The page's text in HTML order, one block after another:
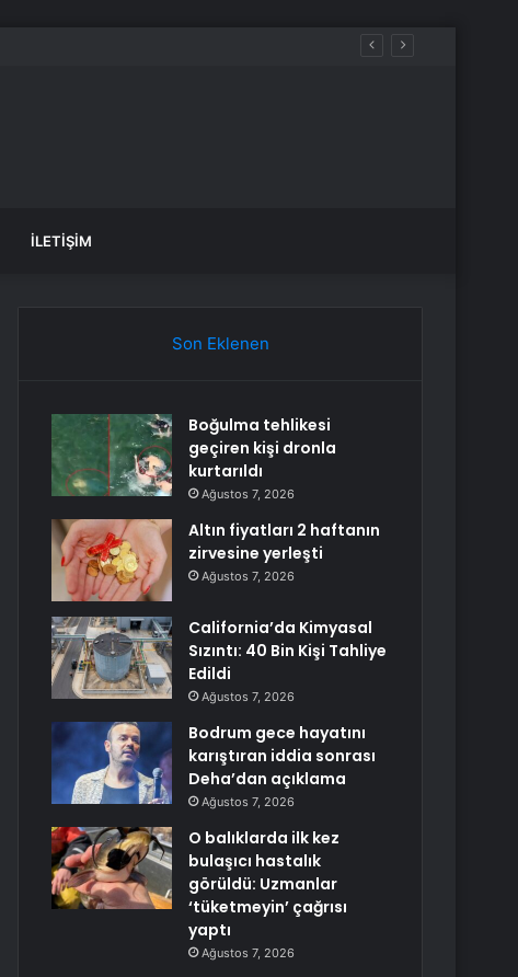
İLETIŞIM
Son Eklenen
Boğulma tehlikesi
geçiren kişi dronla
kurtarıldı
Ağustos 7, 2026
Altın fiyatları 2 haftanın
zirvesine yerleşti
Ağustos 7, 2026
California’da Kimyasal
Sızıntı: 40 Bin Kişi Tahliye
Edildi
Ağustos 7, 2026
Bodrum gece hayatını
karıştıran iddia sonrası
Deha’dan açıklama
Ağustos 7, 2026
O balıklarda ilk kez
bulaşıcı hastalık
görüldü: Uzmanlar
‘tüketmeyin’ çağrısı
yaptı
Ağustos 7, 2026